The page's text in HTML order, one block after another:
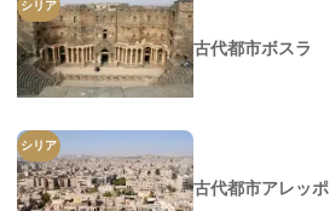
シリア
古代都市ボスラ
シリア
古代都市アレッポ